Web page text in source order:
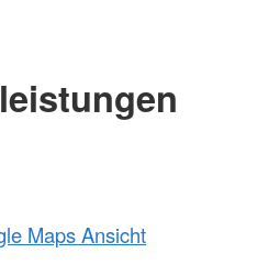
Maps Ansicht